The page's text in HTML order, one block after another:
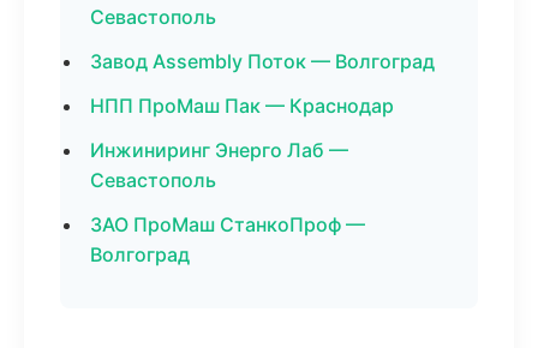
Севастополь
Завод Assembly Поток — Волгоград
НПП ПроМаш Пак — Краснодар
Инжиниринг Энерго Лаб —
Севастополь
ЗАО ПроМаш СтанкоПроф —
Волгоград